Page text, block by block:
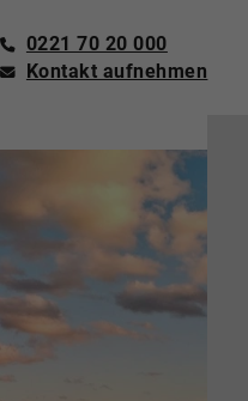
0221 70 20 000
Kontakt aufnehmen